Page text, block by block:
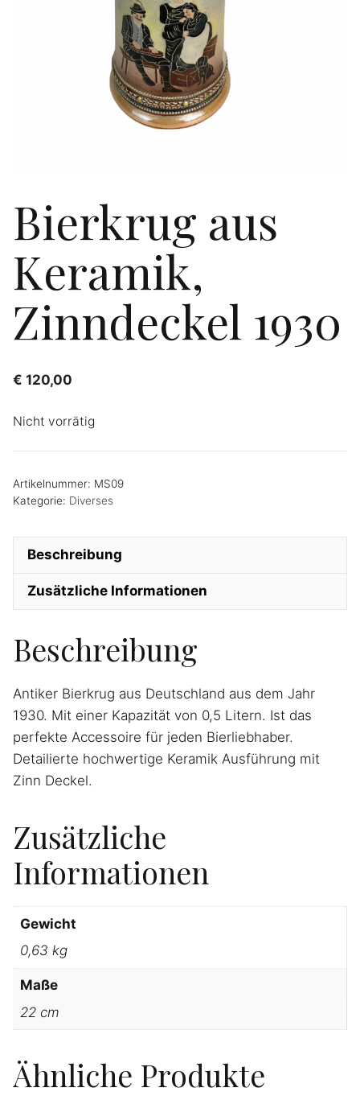
Bierkrug aus
Keramik,
Zinndeckel 1930
€ 120,00
Nicht vorrätig
Artikelnummer: MS09
Kategorie: Diverses
Beschreibung
Zusätzliche Informationen
Beschreibung
Antiker Bierkrug aus Deutschland aus dem Jahr
1930. Mit einer Kapazität von 0,5 Litern. Ist das
perfekte Accessoire für jeden Bierliebhaber.
Detailierte hochwertige Keramik Ausführung mit
Zinn Deckel.
Zusätzliche
Informationen
Gewicht
0,63 kg
Maße
22 cm
Ähnliche Produkte